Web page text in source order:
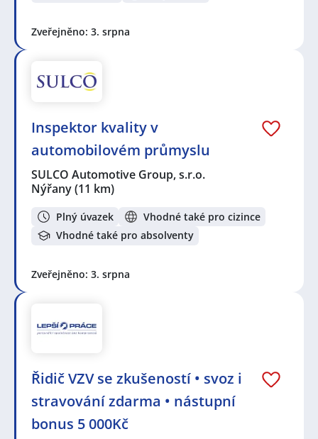
Zveřejněno: 3. srpna
Inspektor kvality v
automobilovém průmyslu
SULCO Automotive Group, s.r.o.
Nýřany(11 km)
Plný úvazek
Vhodné také pro cizince
Vhodné také pro absolventy
Zveřejněno: 3. srpna
Řidič VZV se zkušeností • svoz i
stravování zdarma • nástupní
bonus 5 000Kč